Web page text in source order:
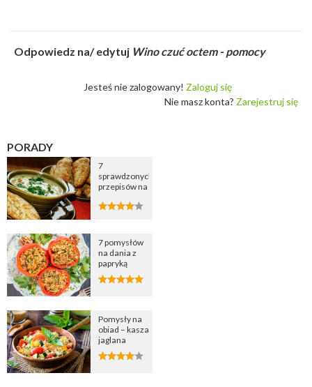
Odpowiedz na/ edytuj Wino czuć octem - pomocy
Jesteś nie zalogowany! Zaloguj się
Nie masz konta? Zarejestruj się
PORADY
7
sprawdzonych
przepisów na
cebulową
7 pomysłów
na dania z
papryką
Pomysły na
obiad – kasza
jaglana